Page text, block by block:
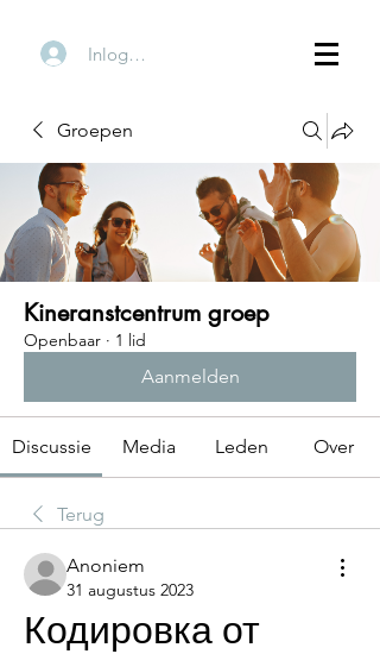
Inloggen
Groepen
Kineranstcentrum groep
Openbaar · 1 lid
Aanmelden
Discussie Media Leden Over
Terug
Anoniem
31 augustus 2023
Кодировка от